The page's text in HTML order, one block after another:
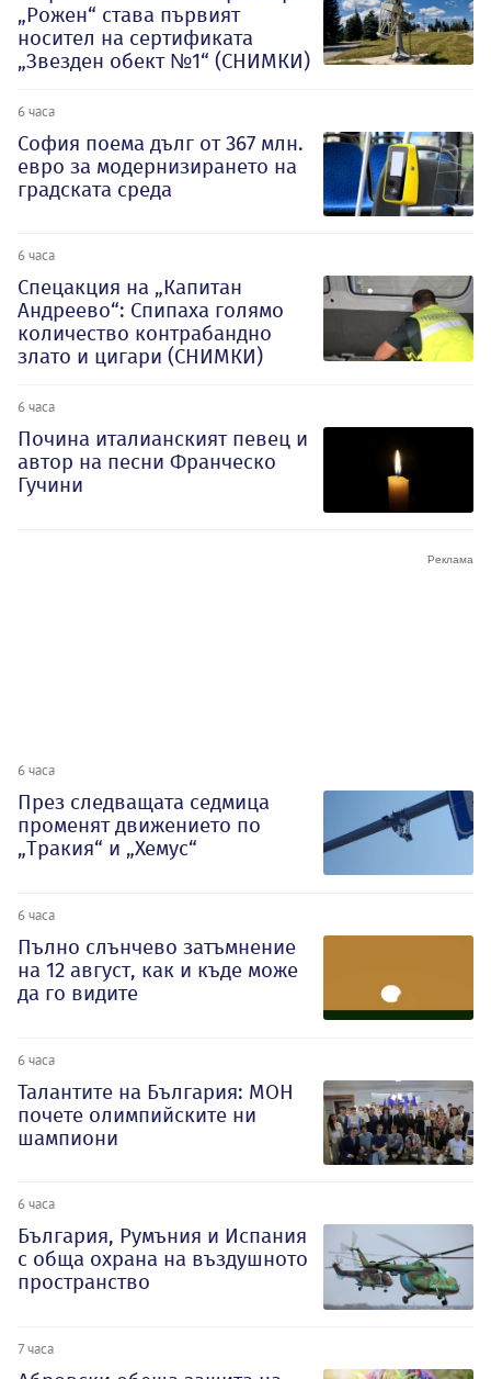
„Рожен“ става първият
носител на сертификата
„Звезден обект №1“ (СНИМКИ)
6 часа
София поема дълг от 367 млн.
евро за модернизирането на
градската среда
6 часа
Спецакция на „Капитан
Андреево“: Спипаха голямо
количество контрабандно
злато и цигари (СНИМКИ)
6 часа
Почина италианският певец и
автор на песни Франческо
Гучини
6 часа
През следващата седмица
променят движението по
„Тракия“ и „Хемус“
6 часа
Пълно слънчево затъмнение
на 12 август, как и къде може
да го видите
6 часа
Талантите на България: МОН
почете олимпийските ни
шампиони
6 часа
България, Румъния и Испания
с обща охрана на въздушното
пространство
7 часа